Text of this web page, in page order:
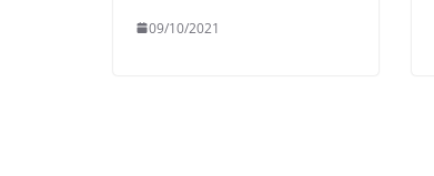
09/10/2021